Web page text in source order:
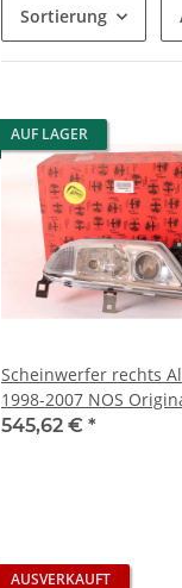
Sortierung
AUF LAGER
Scheinwerfer rechts
1998-2007 NOS
XENON)
545,62 € *
AUSVERKAUFT